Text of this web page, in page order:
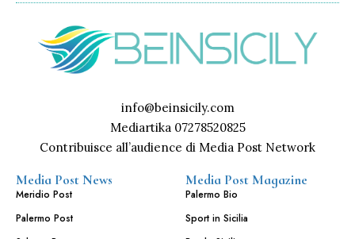
info@beinsicily.com
Mediartika 07278520825
Contribuisce all’audience di Media Post Network
Media Post News
Meridio Post
Palermo Post
Media Post Magazine
Palermo Bio
Sport in Sicilia